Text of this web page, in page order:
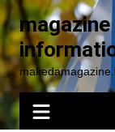
Aller
au
contenu